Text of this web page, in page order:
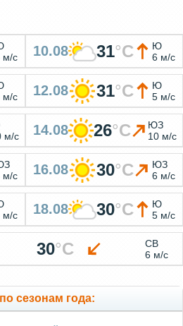
м/с
10.08 31°C
Ю
6 м/с
м/с
12.08 31°C
Ю
5 м/с
м/с
14.08 26°C
ЮЗ
10 м/с
м/с
16.08 30°C
ЮЗ
6 м/с
м/с
18.08 30°C
Ю
5 м/с
30°C
СВ
6 м/с
сезонам года: